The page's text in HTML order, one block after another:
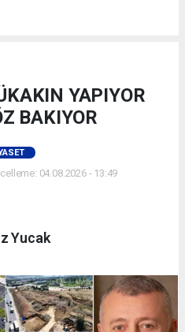
YAPIYOR
BAKIYOR
04.08.2026 - 13:49
Yucak